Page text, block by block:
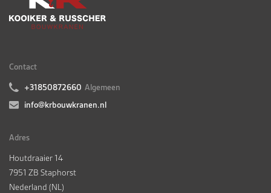
Contact
+31850872660 Algemeen
info@krbouwkranen.nl
Adres
Houtdraaier 14
7951 ZB Staphorst
Nederland (NL)